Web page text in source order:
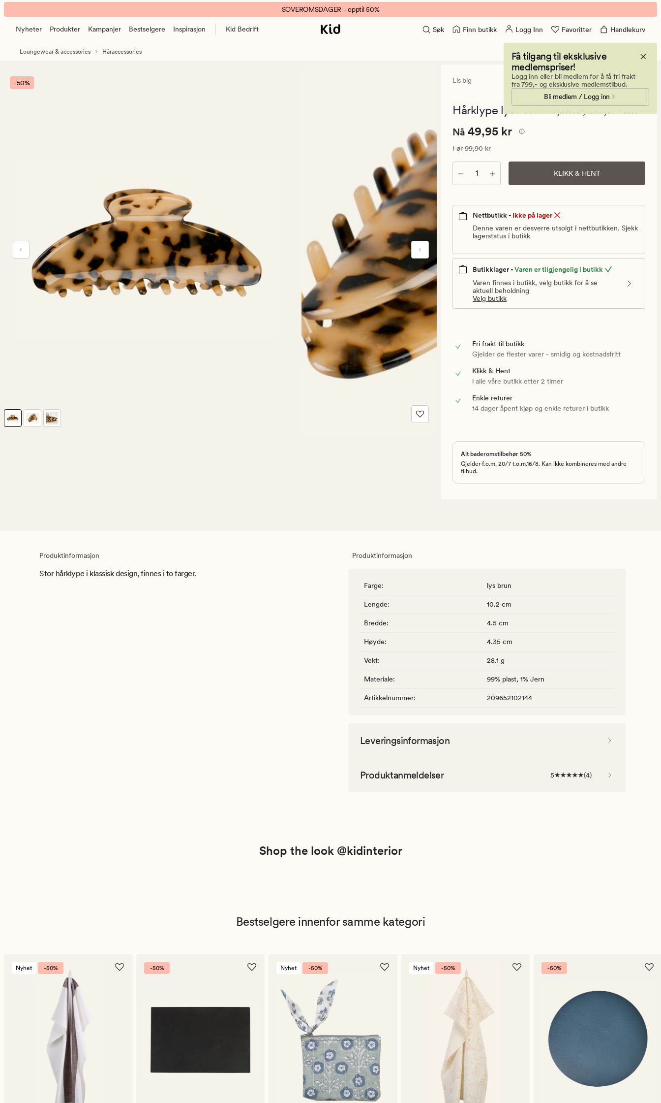
Lis
big
hårklype
banner.
Klikk
pause.
SOVEROMSDAGER - opptil 50%
Nyheter Produkter Kampanjer Bestselgere Inspirasjon Kid Bedrift Søk Finn butikk Logg Inn Favoritter Handlekurv
Få tilgang til eksklusive
medlemspriser!
Logg inn eller bli medlem for å få fri frakt
fra 799,- og eksklusive medlemstilbud.
Bli medlem / Logg inn
Loungewear & accessories Håraccessories
-50% Lis big
4
en
5
Hårklype lys brun - 4,5x10,2x4,35 cm
Nåværende
49,95
kr.
Vanlig
pris
Nåværende pris
Nå 49,95 kr
Vanlig pris 99,90 kr
Før99,90 kr
Antall KLIKK & HENT
Nettbutikk - Ikke på lager
Denne varen er desverre utsolgt i nettbutikken. Sjekk
lagerstatus i butikk
Butikklager -Varen er tilgjengelig i butikk
Varen finnes i butikk, velg butikk for å se
aktuell beholdning
Velg butikk
Fri frakt til butikk
Gjelder de flester varer - smidig og kostnadsfritt
Klikk & Hent
i alle våre butikk etter 2 timer
Enkle returer
14 dager åpent kjøp og enkle returer i butikk
Alt baderomstilbehør 50%
Gjelder f.o.m. 20/7 t.o.m.16/8. Kan ikke kombineres med andre
tilbud.
Produktinformasjon
Stor hårklype i klassisk design, finnes i to farger.
Produktinformasjon
Farge: lys brun
Lengde: 10.2 cm
Bredde: 4.5 cm
Høyde: 4.35 cm
Vekt: 28.1 g
Materiale: 99% plast, 1% Jern
Artikkelnummer: 209652102144
Leveringsinformasjon
Produktanmeldelser 5 (4)
Shop the look @kidinterior
Bestselgere innenfor samme kategori
Nyhet -50% -50% Nyhet -50% Nyhet -50% -50%